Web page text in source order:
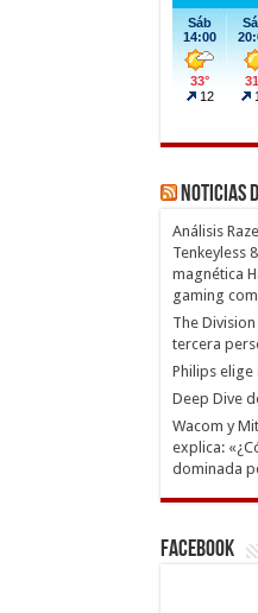
Noticias
Análisis
Tenkeyless
magnética
gaming
The
tercera
Philips elige
Deep Dive
Wacom y
explica:
dominada
Facebook